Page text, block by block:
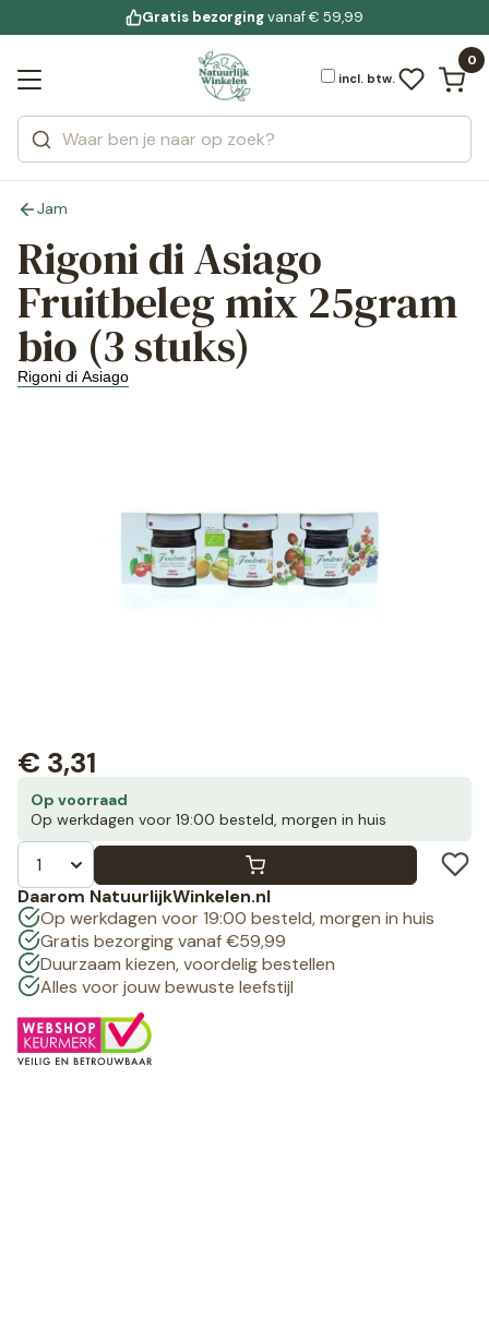
Jouw bewuste leefstijl
voor 19:00 uur besteld
Gratis bezorgingvanaf € 59,99
incl. btw.
0
Zoeken
Categorieën
Merken
Bekijk alle resultaten
Jam
Rigoni di Asiago
Fruitbeleg mix 25gram
bio (3 stuks)
Rigoni di Asiago
Op voorraad
Op werkdagen voor 19:00 besteld, morgen in huis
€ 3,31
Daarom NatuurlijkWinkelen.nl
Op werkdagen voor 19:00 besteld, morgen in huis
Gratis bezorging vanaf €59,99
Duurzaam kiezen, voordelig bestellen
Alles voor jouw bewuste leefstijl